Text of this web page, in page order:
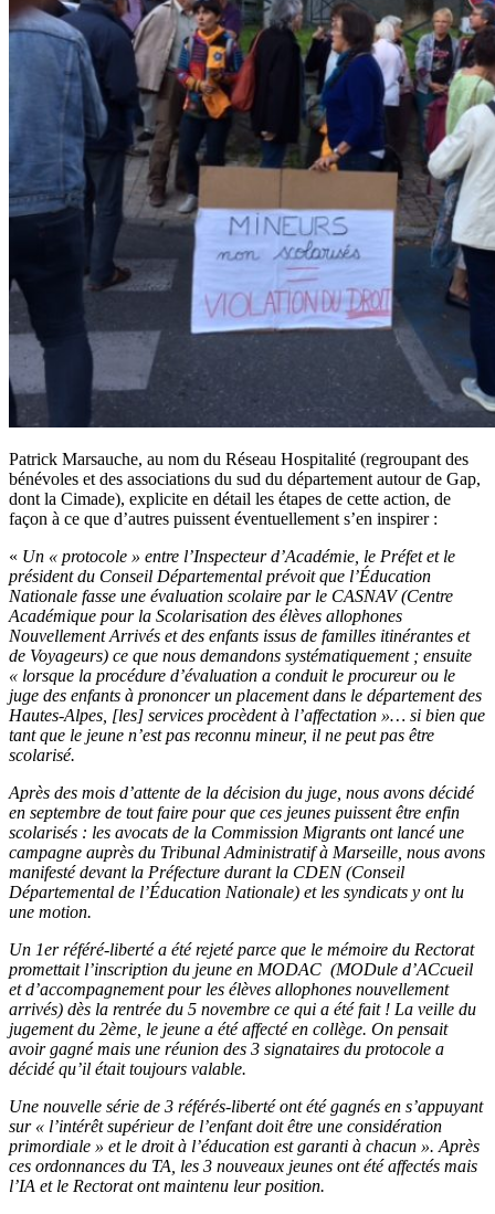
Patrick Marsauche, au nom du Réseau Hospitalité (regroupant des
bénévoles et des associations du sud du département autour de Gap,
dont la Cimade), explicite en détail les étapes de cette action, de
façon à ce que d’autres puissent éventuellement s’en inspirer :
« Un « protocole » entre l’Inspecteur d’Académie, le Préfet et le
président du Conseil Départemental prévoit que l’Éducation
Nationale fasse une évaluation scolaire par le CASNAV (Centre
Académique pour la Scolarisation des élèves allophones
Nouvellement Arrivés et des enfants issus de familles itinérantes et
de Voyageurs) ce que nous demandons systématiquement ; ensuite
« lorsque la procédure d’évaluation a conduit le procureur ou le
juge des enfants à prononcer un placement dans le département des
Hautes-Alpes, [les] services procèdent à l’affectation »… si bien que
tant que le jeune n’est pas reconnu mineur, il ne peut pas être
scolarisé.
Après des mois d’attente de la décision du juge, nous avons décidé
en septembre de tout faire pour que ces jeunes puissent être enfin
scolarisés : les avocats de la Commission Migrants ont lancé une
campagne auprès du Tribunal Administratif à Marseille, nous avons
manifesté devant la Préfecture durant la CDEN (Conseil
Départemental de l’Éducation Nationale) et les syndicats y ont lu
une motion.
Un 1er référé-liberté a été rejeté parce que le mémoire du Rectorat
promettait l’inscription du jeune en MODAC (MODule d’ACcueil
et d’accompagnement pour les élèves allophones nouvellement
arrivés) dès la rentrée du 5 novembre ce qui a été fait ! La veille du
jugement du 2ème, le jeune a été affecté en collège. On pensait
avoir gagné mais une réunion des 3 signataires du protocole a
décidé qu’il était toujours valable.
Une nouvelle série de 3 référés-liberté ont été gagnés en s’appuyant
sur « l’intérêt supérieur de l’enfant doit être une considération
primordiale » et le droit à l’éducation est garanti à chacun ». Après
ces ordonnances du TA, les 3 nouveaux jeunes ont été affectés mais
l’IA et le Rectorat ont maintenu leur position.